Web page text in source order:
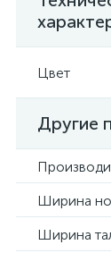
Цвет
Другие
Ширина
Ширина